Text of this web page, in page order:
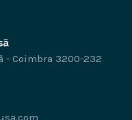
- Coimbra 3200-232